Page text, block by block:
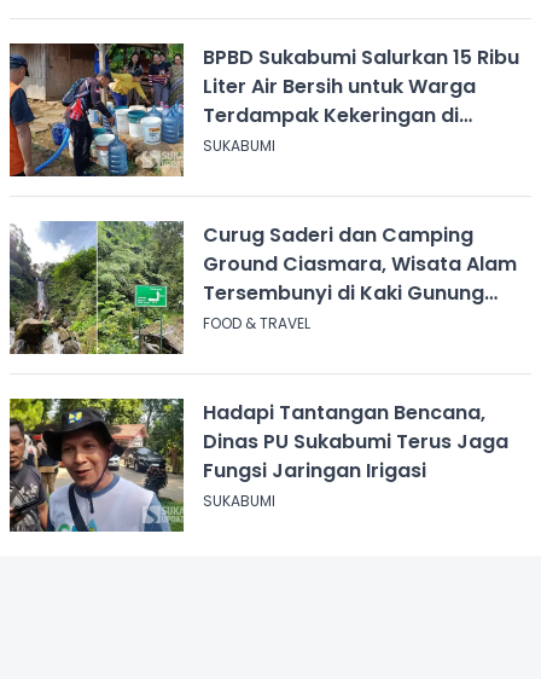
BPBD Sukabumi Salurkan 15 Ribu
Liter Air Bersih untuk Warga
Terdampak Kekeringan di
Cicurug
SUKABUMI
Curug Saderi dan Camping
Ground Ciasmara, Wisata Alam
Tersembunyi di Kaki Gunung
Salak
FOOD & TRAVEL
Hadapi Tantangan Bencana,
Dinas PU Sukabumi Terus Jaga
Fungsi Jaringan Irigasi
SUKABUMI